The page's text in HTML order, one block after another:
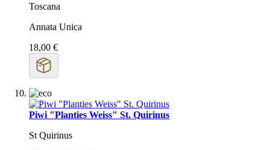
Toscana
Annata Unica
18,00 €
Piwi "Planties Weiss" St. Quirinus
St Quirinus